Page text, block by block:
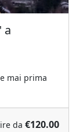
a
mai prima
da €120.00